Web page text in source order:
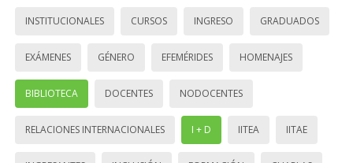
INSTITUCIONALES CURSOS INGRESO GRADUADOS
EXÁMENES GÉNERO EFEMÉRIDES HOMENAJES
BIBLIOTECA DOCENTES NODOCENTES
RELACIONES INTERNACIONALES I + D IITEA IITAE